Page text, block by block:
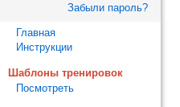
Забыли пароль?
Главная
Инструкции
Шаблоны тренировок
Посмотреть